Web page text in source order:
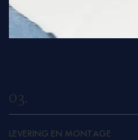
03.
LEVERING EN MONTAGE